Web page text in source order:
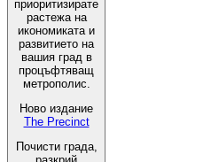
приоритизирате
растежа на
икономиката и
развитието на
вашия град в
процъфтяващ
метрополис.
Ново издание
The Precinct
Почисти града,